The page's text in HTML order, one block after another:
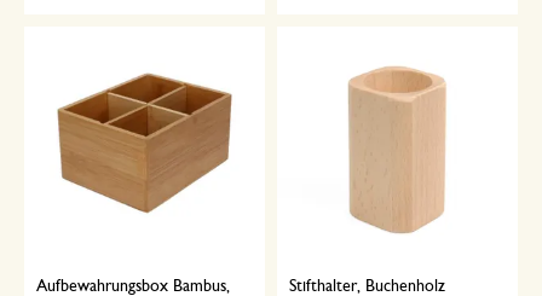
Aufbewahrungsbox Bambus,
Stifthalter, Buchenholz